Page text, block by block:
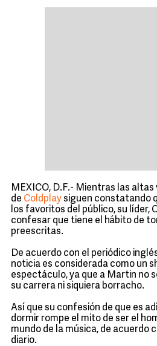
MEXICO, D.F.- Mientras las
de Coldplaysiguen constatando
los favoritos del público, su líder,
confesar que tiene el hábito de
preescritas.
De acuerdo con el periódico
noticia es considerada como un
espectáculo, ya que a Martin no
su carrera ni siquiera borracho.
Así que su confesión de que es
dormir rompe el mito de ser el
mundo de la música, de acuerdo
diario.